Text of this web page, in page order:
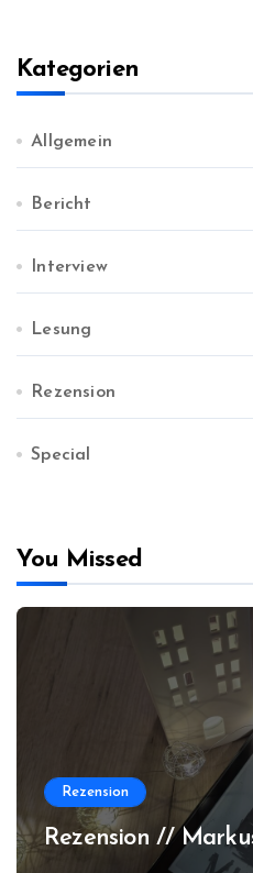
v
Kategorien
Allgemein
Bericht
Interview
Lesung
Rezension
Special
You Missed
Rezension
Rezension //